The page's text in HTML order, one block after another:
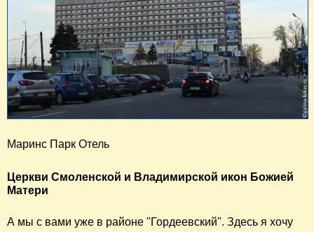
Маринс Парк Отель
Церкви Смоленской и Владимирской икон Божией
Матери
А мы с вами уже в районе "Гордеевский". Здесь я хочу